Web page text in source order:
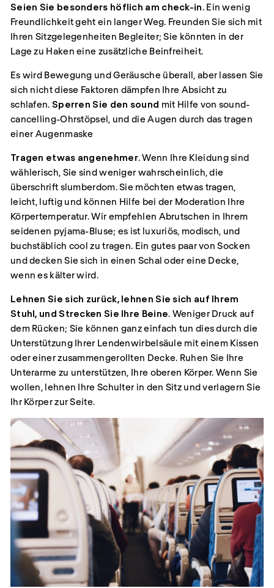
Seien Sie besonders höflich am check-in. Ein wenig
Freundlichkeit geht ein langer Weg. Freunden Sie sich mit
Ihren Sitzgelegenheiten Begleiter; Sie könnten in der
Lage zu Haken eine zusätzliche Beinfreiheit.
Es wird Bewegung und Geräusche überall, aber lassen Sie
sich nicht diese Faktoren dämpfen Ihre Absicht zu
schlafen. Sperren Sie den sound mit Hilfe von sound-
cancelling-Ohrstöpsel, und die Augen durch das tragen
einer Augenmaske
Tragen etwas angenehmer. Wenn Ihre Kleidung sind
wählerisch, Sie sind weniger wahrscheinlich, die
überschrift slumberdom. Sie möchten etwas tragen,
leicht, luftig und können Hilfe bei der Moderation Ihre
Körpertemperatur. Wir empfehlen Abrutschen in Ihrem
seidenen pyjama-Bluse; es ist luxuriös, modisch, und
buchstäblich cool zu tragen. Ein gutes paar von Socken
und decken Sie sich in einen Schal oder eine Decke,
wenn es kälter wird.
Lehnen Sie sich zurück, lehnen Sie sich auf Ihrem
Stuhl, und Strecken Sie Ihre Beine. Weniger Druck auf
dem Rücken; Sie können ganz einfach tun dies durch die
Unterstützung Ihrer Lendenwirbelsäule mit einem Kissen
oder einer zusammengerollten Decke. Ruhen Sie Ihre
Unterarme zu unterstützen, Ihre oberen Körper. Wenn Sie
wollen, lehnen Ihre Schulter in den Sitz und verlagern Sie
Ihr Körper zur Seite.